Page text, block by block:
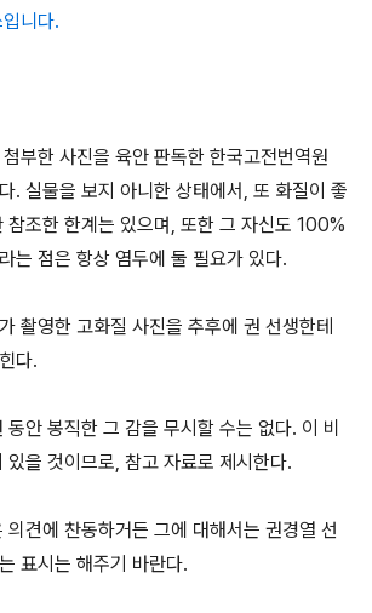
니다.
부한 사진을 육안 판독한 한국고전번역원
. 실물을 보지 아니한 상태에서, 또 화질이 좋
참조한 한계는 있으며, 또한 그 자신도 100%
는 점은 항상 염두에 둘 필요가 있다.
촬영한 고화질 사진을 추후에 권 선생한테
다.
안 봉직한 그 감을 무시할 수는 없다. 이 비
있을 것이므로, 참고 자료로 제시한다.
의견에 찬동하거든 그에 대해서는 권경열 선
표시는 해주기 바란다.